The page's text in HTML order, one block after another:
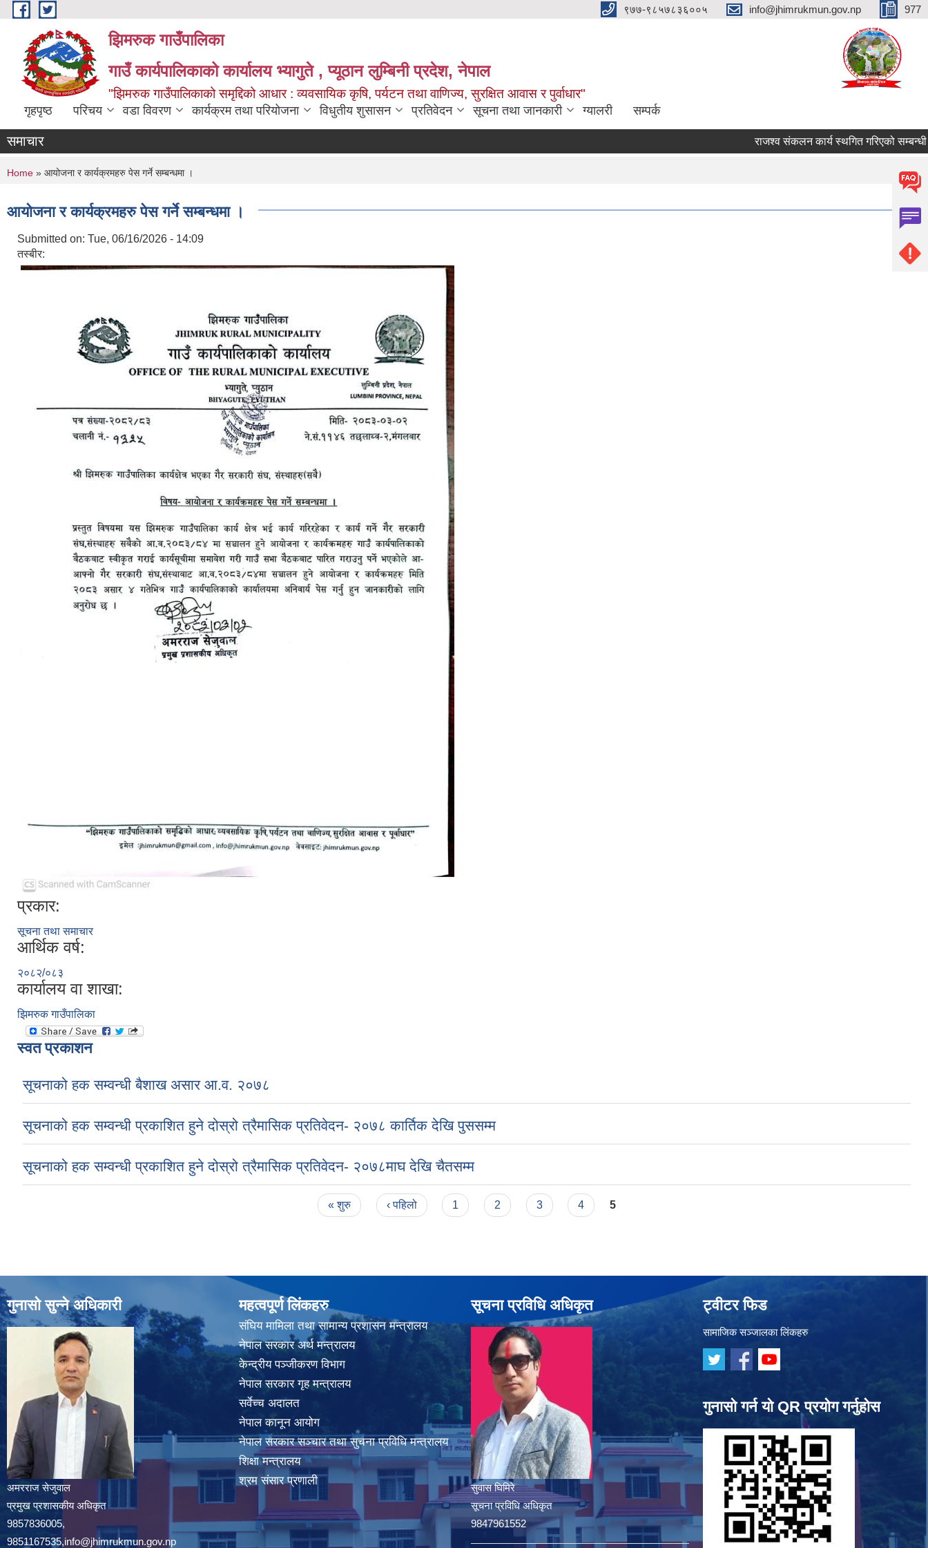
Skip to main content ९७७-९८५७८३६००५ info@jhimrukmun.gov.np 977
झिमरुक गाउँपालिका
गाउँ कार्यपालिकाको कार्यालय भ्यागुते , प्यूठान लुम्बिनी प्रदेश, नेपाल
"झिमरुक गाउँपालिकाको समृद्दिको आधार : व्यवसायिक कृषि, पर्यटन तथा वाणिज्य, सुरक्षित आवास र पुर्वाधार"
गृहपृष्ठ परिचय वडा विवरण कार्यक्रम तथा परियोजना विधुतीय शुसासन प्रतिवेदन सूचना तथा जानकारी ग्यालरी सम्पर्क
समाचार राजश्व संकलन कार्य स्थगित गरिएको सम्बन्धी
You are here
Home » आयोजना र कार्यक्रमहरु पेस गर्ने सम्बन्धमा ।
आयोजना र कार्यक्रमहरु पेस गर्ने सम्बन्धमा ।
Submitted on: Tue, 06/16/2026 - 14:09
तस्बीर:
प्रकार:
सूचना तथा समाचार
आर्थिक वर्ष:
२०८२/०८३
कार्यालय वा शाखा:
झिमरुक गाउँपालिका
स्वत प्रकाशन
सूचनाको हक सम्वन्धी बैशाख असार आ.व. २०७८
सूचनाको हक सम्वन्धी प्रकाशित हुने दोस्रो त्रैमासिक प्रतिवेदन- २०७८ कार्तिक देखि पुससम्म
सूचनाको हक सम्वन्धी प्रकाशित हुने दोस्रो त्रैमासिक प्रतिवेदन- २०७८माघ देखि चैतसम्म
« शुरु ‹ पहिलो 1 2 3 4 5
गुनासो सुन्ने अधिकारी
अमरराज सेजुवाल
प्रमुख प्रशासकीय अधिकृत
9857836005,
9851167535,info@jhimrukmun.gov.np
महत्वपूर्ण लिंकहरु
संघिय मामिला तथा सामान्य प्रशासन मन्त्रालय
नेपाल सरकार अर्थ मन्त्रालय
केन्द्रीय पञ्जीकरण विभाग
नेपाल सरकार गृह मन्त्रालय
सर्वेच्च अदालत
नेपाल कानून आयोग
नेपाल सरकार सञ्चार तथा सुचना प्रविधि मन्त्रालय
शिक्षा मन्त्रालय
श्रम संसार प्रणाली
सूचना प्रविधि अधिकृत
सुवास घिमिरे
सूचना प्रविधि अधिकृत
9847961552
ट्वीटर फिड
सामाजिक सञ्जालका लिंकहरु
गुनासो गर्न यो QR प्रयोग गर्नुहोस